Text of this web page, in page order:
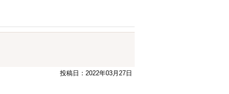
投稿日：2022年03月27日